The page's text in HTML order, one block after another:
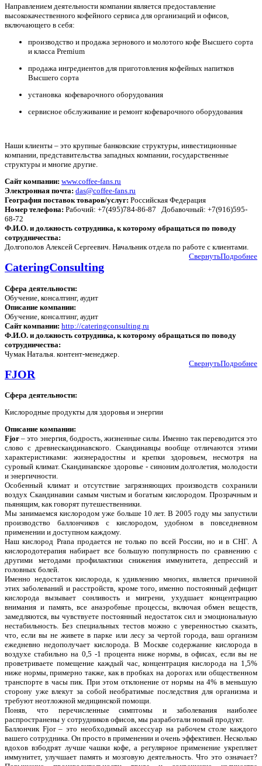
Направлением деятельности компании является предоставление
высококачественного кофейного сервиса для организаций и офисов,
включающего в себя:
производство и продажа зернового и молотого кофе Высшего сорта
и класса Premium
продажа ингредиентов для приготовления кофейных напитков
Высшего сорта
установка кофеварочного оборудования
сервисное обслуживание и ремонт кофеварочного оборудования
Наши клиенты – это крупные банковские структуры, инвестиционные
компании, представительства западных компании, государственные
структуры и многие другие.
Сайт компании: www.coffee-fans.ru
Электронная почта: das@coffee-fans.ru
География поставок товаров/услуг: Российская Федерация
Номер телефона: Рабочий: +7(495)784-86-87 Добавочный: +7(916)595-
68-72
Ф.И.О. и должность сотрудника, к которому обращаться по поводу
сотрудничества:
Долгополов Алексей Сергеевич. Начальник отдела по работе с клиентами.
Подробнее
Свернуть
CateringConsulting
Сфера деятельности:
Обучение, консалтинг, аудит
Описание компании:
Обучение, консалтинг, аудит
Сайт компании: http://cateringconsulting.ru
Ф.И.О. и должность сотрудника, к которому обращаться по поводу
сотрудничества:
Чумак Наталья. контент-менеджер.
Подробнее
Свернуть
FJOR
Сфера деятельности:
Кислородные продукты для здоровья и энергии
Описание компании:
Fjor – это энергия, бодрость, жизненные силы. Именно так переводится это
слово с древнескандинавского. Скандинавцы вообще отличаются этими
характеристиками: жизнерадостны и крепки здоровьем, несмотря на
суровый климат. Скандинавское здоровье - синоним долголетия, молодости
и энергичности.
Особенный климат и отсутствие загрязняющих производств сохранили
воздух Скандинавии самым чистым и богатым кислородом. Прозрачным и
пьянящим, как говорят путешественники.
Мы занимаемся кислородом уже больше 10 лет. В 2005 году мы запустили
производство баллончиков с кислородом, удобном в повседневном
применении и доступном каждому.
Наш кислород Prana продается не только по всей России, но и в СНГ. А
кислородотерапия набирает все большую популярность по сравнению с
другими методами профилактики снижения иммунитета, депрессий и
головных болей.
Именно недостаток кислорода, к удивлению многих, является причиной
этих заболеваний и расстройств, кроме того, именно постоянный дефицит
кислорода вызывает сонливость и мигрени, ухудшает концентрацию
внимания и память, все анаэробные процессы, включая обмен веществ,
замедляются, вы чувствуете постоянный недостаток сил и эмоциональную
нестабильность. Без специальных тестов можно с уверенностью сказать,
что, если вы не живете в парке или лесу за чертой города, ваш организм
ежедневно недополучает кислорода. В Москве содержание кислорода в
воздухе стабильно на 0,5 -1 процента ниже нормы, в офисах, если вы не
проветриваете помещение каждый час, концентрация кислорода на 1,5%
ниже нормы, примерно также, как в пробках на дорогах или общественном
транспорте в часы пик. При этом отклонение от нормы на 4% в меньшую
сторону уже влекут за собой необратимые последствия для организма и
требуют неотложной медицинской помощи.
Поняв, что перечисленные симптомы и заболевания наиболее
распространены у сотрудников офисов, мы разработали новый продукт.
Баллончик Fjor – это необходимый аксессуар на рабочем столе каждого
вашего сотрудника. Он просто в применении и очень эффективен. Несколько
вдохов взбодрят лучше чашки кофе, а регулярное применение укрепляет
иммунитет, улучшает память и мозговую деятельность. Что это означает?